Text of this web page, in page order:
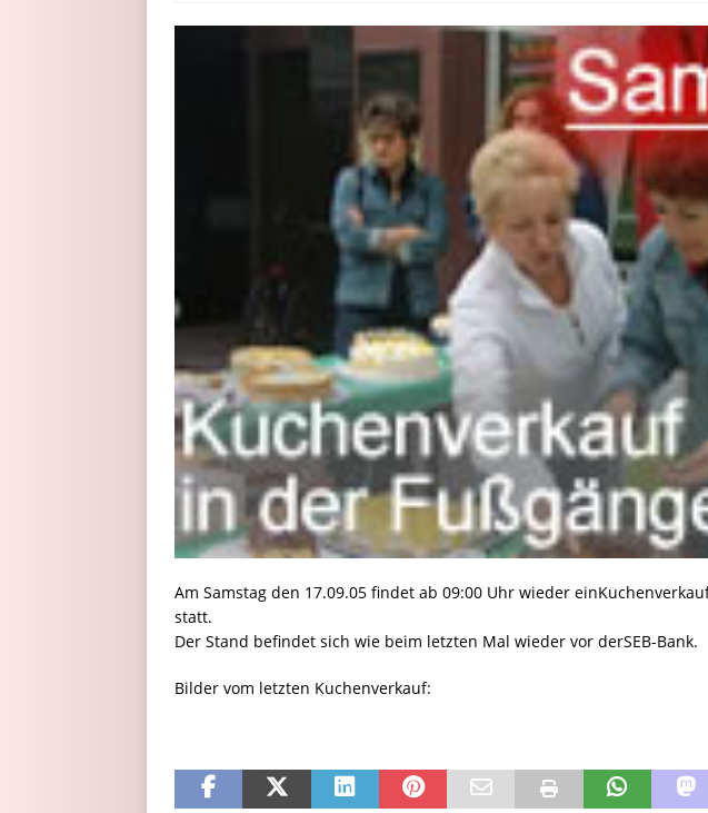
Am Samstag den 17.09.05 findet ab 09:00 Uhr wieder
statt.
Der Stand befindet sich wie beim letzten Mal wieder vor derSEB-Bank.
Bilder vom letzten Kuchenverkauf: